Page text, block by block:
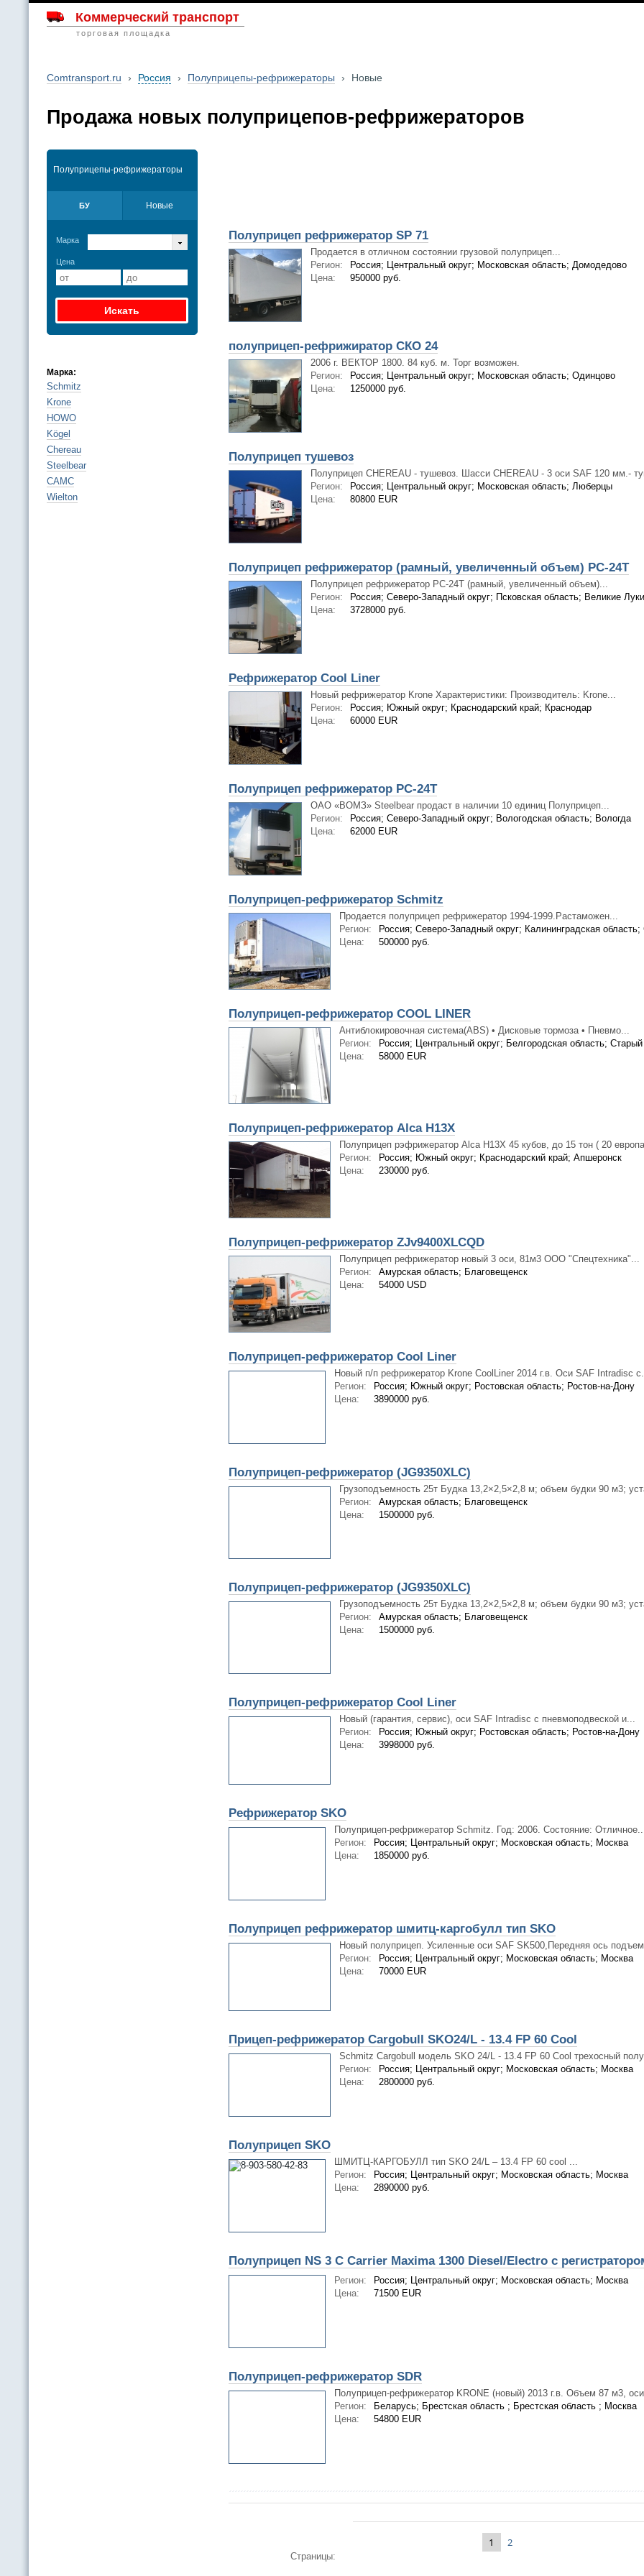
Коммерческий транспорт
торговая площадка
Comtransport.ru › Россия › Полуприцепы-рефрижераторы › Новые
Продажа новых полуприцепов-рефрижераторов
Полуприцепы-рефрижераторы
БУ Новые
Марка
Цена
Марка:
Schmitz
Krone
HOWO
Kögel
Chereau
Steelbear
CAMC
Wielton
Полуприцеп рефрижератор SP 71
Продается в отличном состоянии грузовой полуприцеп...
Регион:
Россия; Центральный округ; Московская область; Домодедово
Цена:
950000 руб.
полуприцеп-рефрижиратор СКО 24
2006 г. ВЕКТОР 1800. 84 куб. м. Торг возможен.
Регион:
Россия; Центральный округ; Московская область; Одинцово
Цена:
1250000 руб.
Полуприцеп тушевоз
Полуприцеп CHEREAU - тушевоз. Шасси CHEREAU - 3 оси SAF 120 мм.-
Регион:
Россия; Центральный округ; Московская область; Люберцы
Цена:
80800 EUR
Полуприцеп рефрижератор (рамный, увеличенный объем) PC-24T
Полуприцеп рефрижератор PC-24T (рамный, увеличенный объем)...
Регион:
Россия; Северо-Западный округ; Псковская область; Великие Луки
Цена:
3728000 руб.
Рефрижератор Cool Liner
Новый рефрижератор Krone Характеристики: Производитель: Krone...
Регион:
Россия; Южный округ; Краснодарский край; Краснодар
Цена:
60000 EUR
Полуприцеп рефрижератор PC-24T
ОАО «ВОМЗ» Steelbear продаст в наличии 10 единиц Полуприцеп...
Регион:
Россия; Северо-Западный округ; Вологодская область; Вологда
Цена:
62000 EUR
Полуприцеп-рефрижератор Schmitz
Продается полуприцеп рефрижератор 1994-1999.Растаможен...
Регион:
Россия; Северо-Западный округ; Калининградская область;
Цена:
500000 руб.
Полуприцеп-рефрижератор COOL LINER
Антиблокировочная система(ABS) • Дисковые тормоза • Пневмо...
Регион:
Россия; Центральный округ; Белгородская область;
Цена:
58000 EUR
Полуприцеп-рефрижератор Alca H13Х
Полуприцеп рэфрижератор Alca H13Х 45 кубов, до 15 тон ( 20
Регион:
Россия; Южный округ; Краснодарский край; Апшеронск
Цена:
230000 руб.
Полуприцеп-рефрижератор ZJv9400XLCQD
Полуприцеп рефрижератор новый 3 оси, 81м3 ООО "Спецтехника"...
Регион:
Амурская область; Благовещенск
Цена:
54000 USD
Полуприцеп-рефрижератор Cool Liner
Новый п/п рефрижератор Krone CoolLiner 2014 г.в. Оси SAF Intradisc
Регион:
Россия; Южный округ; Ростовская область; Ростов-на-Дону
Цена:
3890000 руб.
Полуприцеп-рефрижератор (JG9350XLC)
Грузоподъемность 25т Будка 13,2×2,5×2,8 м; объем будки 90 м3;
Регион:
Амурская область; Благовещенск
Цена:
1500000 руб.
Полуприцеп-рефрижератор (JG9350XLC)
Грузоподъемность 25т Будка 13,2×2,5×2,8 м; объем будки 90 м3;
Регион:
Амурская область; Благовещенск
Цена:
1500000 руб.
Полуприцеп-рефрижератор Cool Liner
Новый (гарантия, сервис), оси SAF Intradisc с пневмоподвеской и...
Регион:
Россия; Южный округ; Ростовская область; Ростов-на-Дону
Цена:
3998000 руб.
Рефрижератор SKO
Полуприцеп-рефрижератор Schmitz. Год: 2006. Состояние:
Регион:
Россия; Центральный округ; Московская область; Москва
Цена:
1850000 руб.
Полуприцеп рефрижератор шмитц-каргобулл тип SKO
Новый полуприцеп. Усиленные оси SAF SK500,Передняя ось
Регион:
Россия; Центральный округ; Московская область; Москва
Цена:
70000 EUR
Прицеп-рефрижератор Cargobull SKO24/L - 13.4 FP 60 Cool
Schmitz Cargobull модель SKO 24/L - 13.4 FP 60 Cool трехосный
Регион:
Россия; Центральный округ; Московская область; Москва
Цена:
2800000 руб.
Полуприцеп SKO
ШМИТЦ-КАРГОБУЛЛ тип SKO 24/L – 13.4 FP 60 cool ...
Регион:
Россия; Центральный округ; Московская область; Москва
Цена:
2890000 руб.
Полуприцеп NS 3 C Carrier Maxima 1300 Diesel/Electro с
Регион:
Россия; Центральный округ; Московская область; Москва
Цена:
71500 EUR
Полуприцеп-рефрижератор SDR
Полуприцеп-рефрижератор KRONE (новый) 2013 г.в. Объем 87 м3,
Регион:
Беларусь; Брестская область ; Брестская область ; Москва
Цена:
54800 EUR
Страницы:
1 2